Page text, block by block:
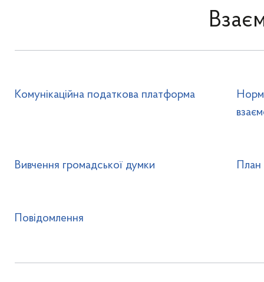
Комунікаційна податкова платформа
Вивчення громадської думки План
Повідомлення